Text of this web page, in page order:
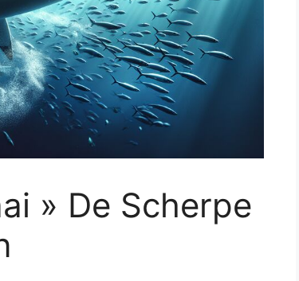
» De Scherpe